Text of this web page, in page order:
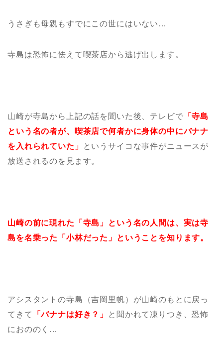
うさぎも母親もすでにこの世にはいない…
寺島は恐怖に怯えて喫茶店から逃げ出します。
山崎が寺島から上記の話を聞いた後、テレビで 「寺島
という名の者が、喫茶店で何者かに身体の中にバナナ
を入れられていた」
というサイコな事件がニュースが
放送されるのを見ます。
山崎の前に現れた「寺島」という名の人間は、実は寺
島を名乗った「小林だった」ということを知ります。
アシスタントの寺島（吉岡里帆）が山崎のもとに戻っ
てきて
「バナナは好き？」
と聞かれて凍りつき、恐怖
におののく…